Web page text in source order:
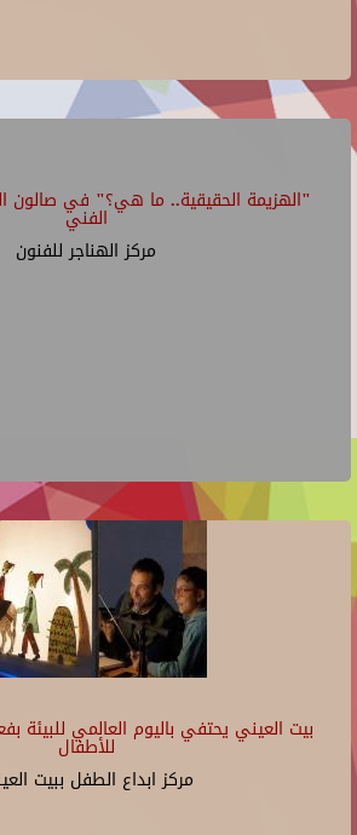
"الهزيمة الحقيقية.. ما هي؟" في صالون
الفني
مركز الهناجر للفنون
بيت العيني يحتفي باليوم العالمي للبيئة
للأطفال
مركز ابداع الطفل ببيت